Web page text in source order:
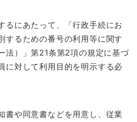
るにあたって、「行政手続にお
するための番号の利用等に関す
法）」第21条第2項の規定に基づ
に対して利用目的を明示する必
書や同意書などを用意し、従業